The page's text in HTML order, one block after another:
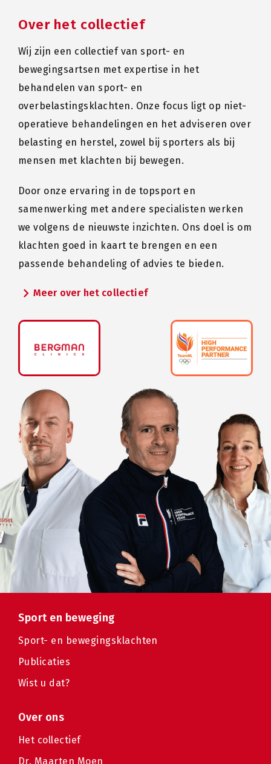
Over het collectief
Wij zijn een collectief van sport- en
bewegingsartsen met expertise in het
behandelen van sport- en
overbelastingsklachten. Onze focus ligt op niet-
operatieve behandelingen en het adviseren over
belasting en herstel, zowel bij sporters als bij
mensen met klachten bij bewegen.
Door onze ervaring in de topsport en
samenwerking met andere specialisten werken
we volgens de nieuwste inzichten. Ons doel is om
klachten goed in kaart te brengen en een
passende behandeling of advies te bieden.
chevron_rightMeer over het collectief
Sport en beweging
Sport- en bewegingsklachten
Publicaties
Wist u dat?
Over ons
Het collectief
Dr. Maarten Moen